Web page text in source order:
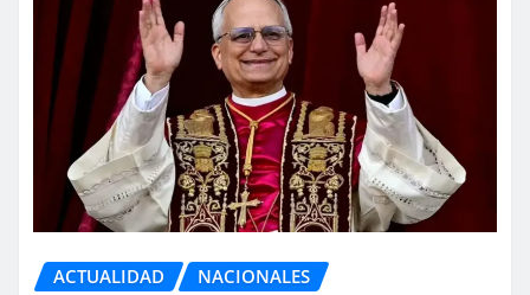
ACTUALIDAD NACIONALES